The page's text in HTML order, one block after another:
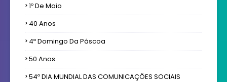
1º De Maio
40 Anos
4º Domingo Da Páscoa
50 Anos
54º DIA MUNDIAL DAS COMUNICAÇÕES SOCIAIS